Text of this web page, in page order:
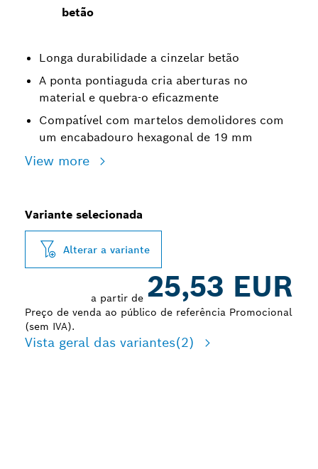
betão
Longa durabilidade a cinzelar betão
A ponta pontiaguda cria aberturas no
material e quebra-o eficazmente
Compatível com martelos demolidores com
um encabadouro hexagonal de 19 mm
View more
Variante selecionada
Alterar a variante
a partir de 25,53 EUR
Preço de venda ao público de referência Promocional
(sem IVA).
Vista geral das variantes(2)